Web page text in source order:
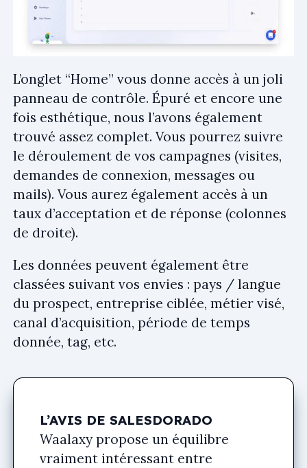
L’onglet “Home” vous donne accès à un joli
panneau de contrôle. Épuré et encore une
fois esthétique, nous l’avons également
trouvé assez complet. Vous pourrez suivre
le déroulement de vos campagnes (visites,
demandes de connexion, messages ou
mails). Vous aurez également accès à un
taux d’acceptation et de réponse (colonnes
de droite).
Les données peuvent également être
classées suivant vos envies : pays / langue
du prospect, entreprise ciblée, métier visé,
canal d’acquisition, période de temps
donnée, tag, etc.
L’AVIS DE SALESDORADO
Waalaxy propose un équilibre
vraiment intéressant entre